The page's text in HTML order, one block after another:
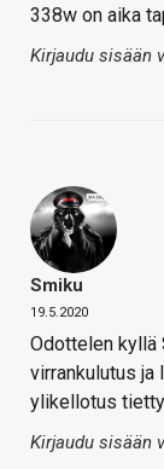
338w on aika
Kirjaudu sisään
Smiku
19.5.2020
Odottelen kyllä
virrankulutus
ylikellotus
Kirjaudu sisään